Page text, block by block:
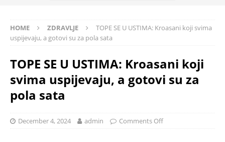
HOME ZDRAVLJE
TOPE SE U USTIMA: Kroasani koji svima
uspijevaju, a gotovi su za pola sata
TOPE SE U USTIMA: Kroasani koji
svima uspijevaju, a gotovi su za
pola sata
December 4, 2024 admin Comments Off